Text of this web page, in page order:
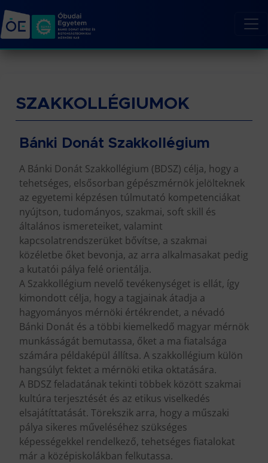
SZAKKOLLÉGIUMOK
Bánki Donát Szakkollégium
A Bánki Donát Szakkollégium (BDSZ) célja, hogy a
tehetséges, elsősorban gépészmérnök jelölteknek
az egyetemi képzésen túlmutató kompetenciákat
nyújtson, tudományos, szakmai, soft skill és
általános ismereteiket, valamint
kapcsolatrendszerüket bővítse, a szakmai
közéletbe őket bevonja, az arra alkalmasakat pedig
a kutatói pálya felé orientálja.
A Szakkollégium nevelő tevékenységet is ellát, így
kimondott célja, hogy a tagjainak átadja a
hagyományos mérnöki értékrendet, a névadó
Bánki Donát és a többi kiemelkedő magyar mérnök
munkásságát bemutassa, őket a ma fiatalsága
számára példaképül állítsa. A szakkollégium külön
hangsúlyt fektet a mérnöki etika oktatására.
A BDSZ feladatának tekinti többek között szakmai
kultúra terjesztését és az etikus viselkedés
elsajátíttatását. Törekszik arra, hogy a műszaki
pálya sikeres műveléséhez szükséges
képességekkel rendelkező, tehetséges fiatalokat
már a középiskolákban felkutassa.